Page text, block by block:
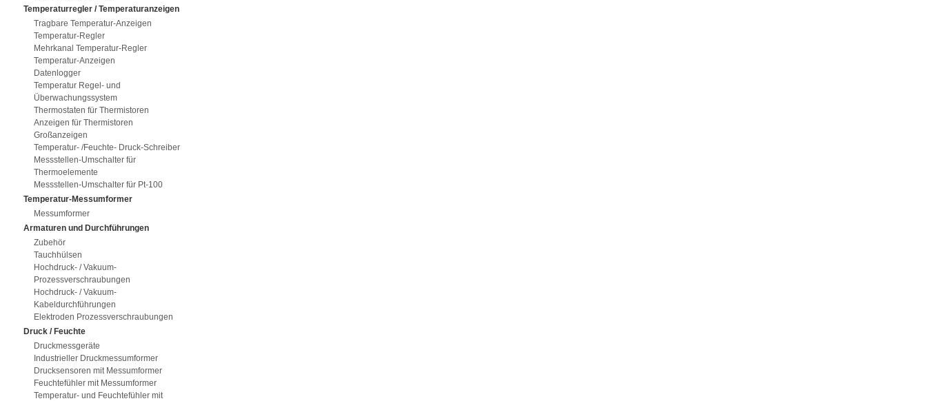
Temperaturregler / Temperaturanzeigen
Tragbare Temperatur-Anzeigen
Temperatur-Regler
Mehrkanal Temperatur-Regler
Temperatur-Anzeigen
Datenlogger
Temperatur Regel- und
Überwachungssystem
Thermostaten für Thermistoren
Anzeigen für Thermistoren
Großanzeigen
Temperatur- /Feuchte- Druck-Schreiber
Messstellen-Umschalter für
Thermoelemente
Messstellen-Umschalter für Pt-100
Temperatur-Messumformer
Messumformer
Armaturen und Durchführungen
Zubehör
Tauchhülsen
Hochdruck- / Vakuum-
Prozessverschraubungen
Hochdruck- / Vakuum-
Kabeldurchführungen
Elektroden Prozessverschraubungen
Druck / Feuchte
Druckmessgeräte
Industrieller Druckmessumformer
Drucksensoren mit Messumformer
Feuchtefühler mit Messumformer
Temperatur- und Feuchtefühler mit